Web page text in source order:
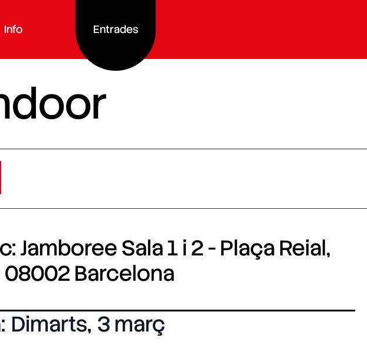
Info Entrades
Jamboree Sala 1 i 2 - Plaça Reial,
08002 Barcelona
Dimarts, 3 març